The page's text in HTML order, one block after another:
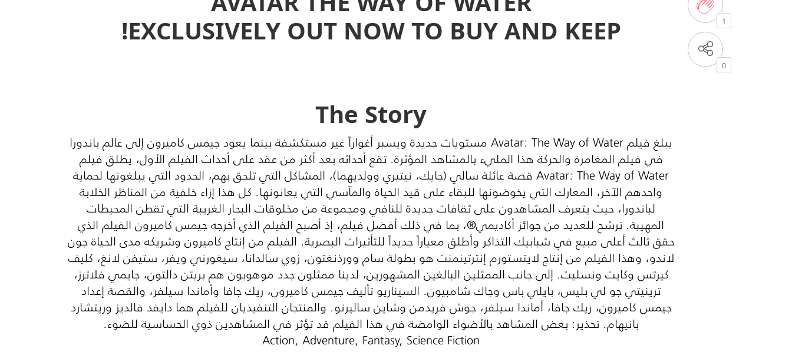
1
0
EXCLUSIVELY OUT NOW TO BUY AND KEEP!
The Story
يبلغ فيلم Avatar: The Way of Water مستويات جديدة ويسبر أغواراً غير مستكشفة بينما يعود جيمس كاميرون إلى عالم باندورا
في فيلم المغامرة والحركة هذا المليء بالمشاهد المؤثرة. تقع أحداثه بعد أكثر من عقد على أحداث الفيلم الأول، يطلق فيلم
Avatar: The Way of Water قصة عائلة سالي (جايك، نيتيري وولديهما)، المشاكل التي تلحق بهم، الحدود التي يبلغونها لحماية
واحدهم الآخر، المعارك التي يخوضونها للبقاء على قيد الحياة والمآسي التي يعانونها. كل هذا إزاء خلفية من المناظر الخلابة
لباندورا، حيث يتعرف المشاهدون على ثقافات جديدة للنافي ومجموعة من مخلوقات البحار الغريبة التي تقطن المحيطات
المهيبة. ترشح للعديد من جوائز أكاديمي®، بما في ذلك أفضل فيلم، إذ أصبح الفيلم الذي أخرجه جيمس كاميرون الفيلم الذي
حقق ثالث أعلى مبيع في شبابيك التذاكر وأطلق معياراً جديداً للتأثيرات البصرية. الفيلم من إنتاج كاميرون وشريكه مدى الحياة جون
لاندو، وهذا الفيلم من إنتاج لايتستورم إنترتينمنت هو بطولة سام وورذنغتون، زوي سالدانا، سيغورني ويفر، ستيفن لانغ، كليف
كيرتس وكايت ونسليت. إلى جانب الممثلين البالغين المشهورين، لدينا ممثلون جدد موهوبون هم بريتن دالتون، جايمي فلاترز،
ترينيتي جو لي بليس، بايلي باس وجاك شامبيون. السيناريو تأليف جيمس كاميرون، ريك جافا وأماندا سيلفر، والقصة إعداد
جيمس كاميرون، ريك جافا، أماندا سيلفر، جوش فريدمن وشاين ساليرنو. والمنتجان التنفيذيان للفيلم هما دايفد فالديز وريتشارد
بانيهام. تحذير: بعض المشاهد بالأضواء الوامضة في هذا الفيلم قد تؤثر في المشاهدين ذوي الحساسية للضوء.
Action, Adventure, Fantasy, Science Fiction